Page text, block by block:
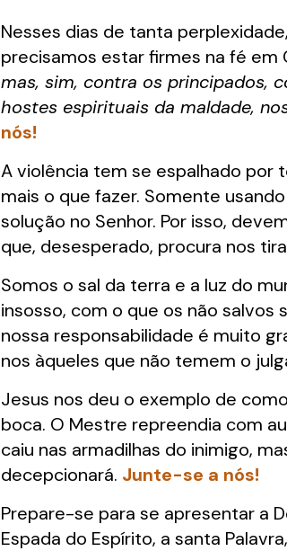
Nesses dias de tanta
precisamos estar firmes na fé em
mas, sim, contra os principados,
hostes espirituais da maldade,
nós!
A violência tem se espalhado por
mais o que fazer. Somente
solução no Senhor. Por isso,
que, desesperado, procura nos
Somos o sal da terra e a luz do
insosso, com o que os não salvos
nossa responsabilidade é muito
nos àqueles que não temem o
Jesus nos deu o exemplo de
boca. O Mestre repreendia com
caiu nas armadilhas do inimigo,
decepcionará. Junte-se a nós!
Prepare-se para se apresentar a
Espada do Espírito, a santa